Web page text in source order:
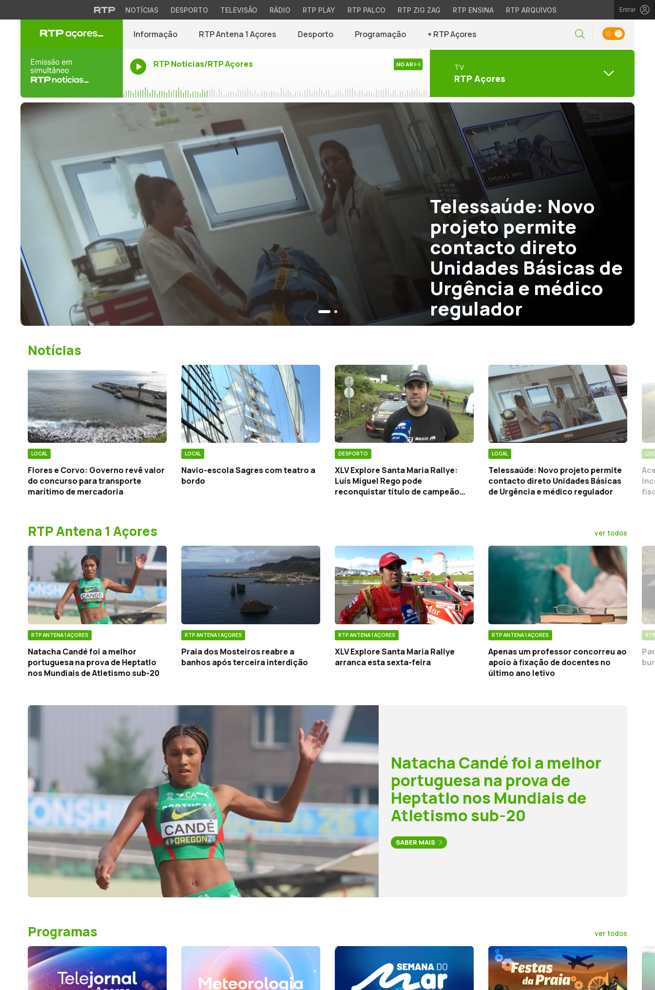
NOTÍCIAS DESPORTO TELEVISÃO RÁDIO RTP PLAY RTP PALCO RTP ZIG ZAG RTP ENSINA RTP ARQUIVOS Entrar
Informação RTP Antena 1 Açores Desporto Programação + RTP Açores
RTP Noticias/RTP Açores NO AR TV
RTP Açores
Telessaúde: Novo
projeto permite
contacto direto
Unidades Básicas de
Urgência e médico
regulador
Notícias
LOCAL
Flores e Corvo: Governo revê valor
do concurso para transporte
marítimo de mercadoria
LOCAL
Navio-escola Sagres com teatro a
bordo
DESPORTO
XLV Explore Santa Maria Rallye:
Luís Miguel Rego pode
reconquistar título de campeão
LOCAL
Telessaúde: Novo projeto permite
contacto direto Unidades Básicas
de Urgência e médico regulador
RTP Antena 1 Açores ver todos
RTP ANTENA 1 AÇORES
Natacha Candé foi a melhor
portuguesa na prova de Heptatlo
nos Mundiais de Atletismo sub-20
RTP ANTENA 1 AÇORES
Praia dos Mosteiros reabre a
banhos após terceira interdição
RTP ANTENA 1 AÇORES
XLV Explore Santa Maria Rallye
arranca esta sexta-feira
RTP ANTENA 1 AÇORES
Apenas um professor concorreu ao
apoio à fixação de docentes no
último ano letivo
Natacha Candé foi a melhor
portuguesa na prova de
Heptatlo nos Mundiais de
Atletismo sub-20
SABER MAIS
Programas ver todos